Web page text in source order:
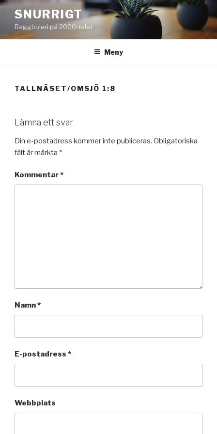
Hoppa
innehåll
SNURRIGT
Baggböleri på 2000-talet
Meny
TALLNÄSET/OMSJÖ 1:8
Lämna ett svar
Din e-postadress kommer inte publiceras. Obligatoriska
fält är märkta *
Kommentar*
Namn*
E-postadress *
Webbplats